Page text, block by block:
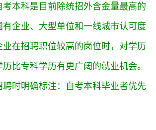
本科是目前除统招外含金量最高的
有企业、大型单位和一线城市认可度
业在招聘职位较高的岗位时，对学历
比专科学历有更广阔的就业机会。
聘时明确标注：自考本科毕业者优先